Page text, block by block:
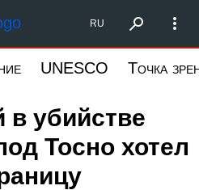
Северо-Запад
RU
UNESCO Точка
убийстве
Тосно хотел